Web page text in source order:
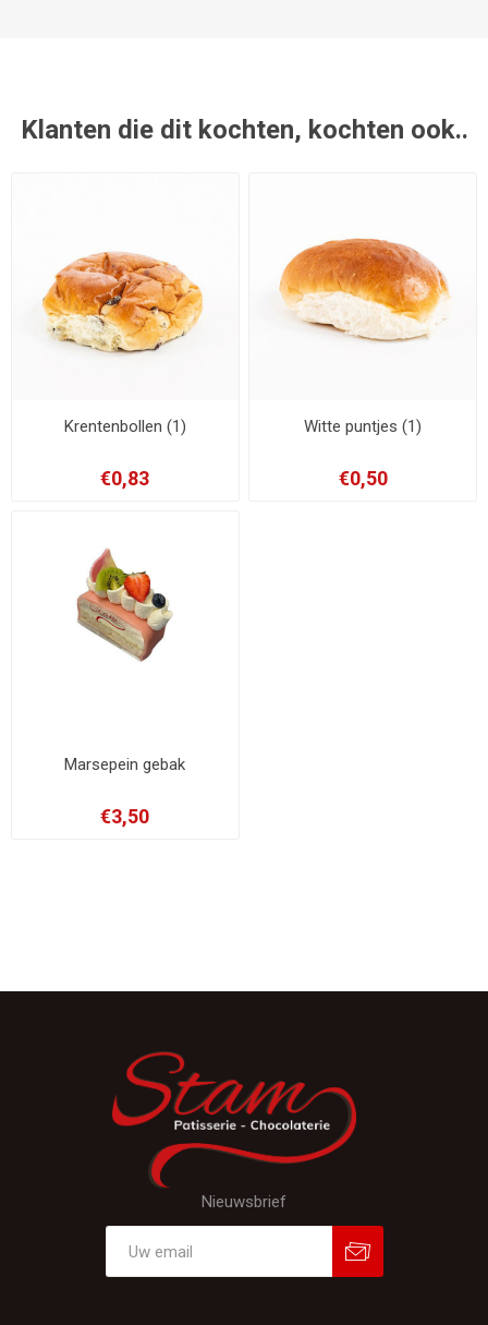
Klanten die dit kochten, kochten ook..
Krentenbollen (1)
€0,83
Witte puntjes (1)
€0,50
Marsepein gebak
€3,50
Nieuwsbrief